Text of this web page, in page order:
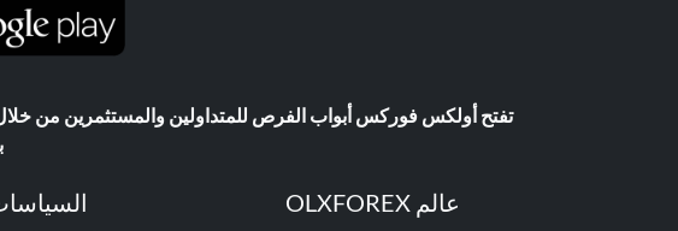
تفتح أولكس فوركس أبواب الفرص للمتداولين والمستثمرين من خلال
عالم OLXFOREX